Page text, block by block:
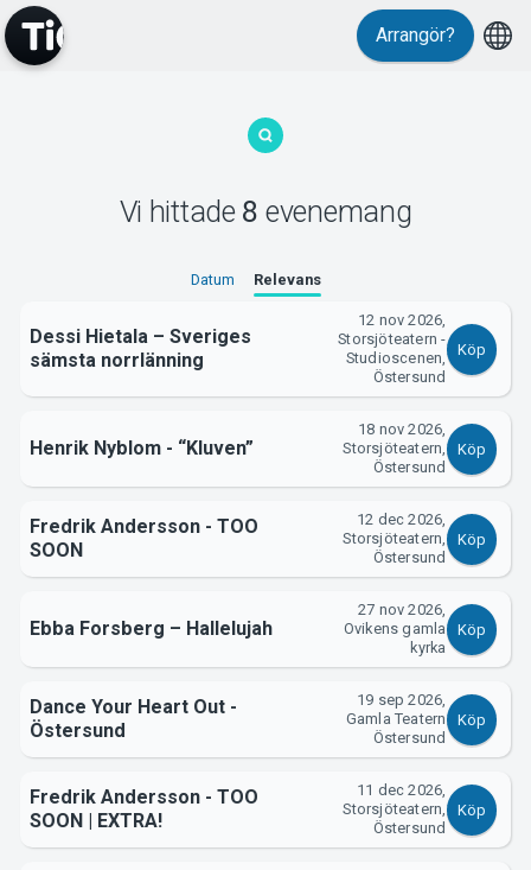
Support
Om Tickster
Arrangör?
Vi hittade 8 evenemang
Datum Relevans
Dessi Hietala – Sveriges
sämsta norrlänning
12 nov 2026,
Storsjöteatern -
Studioscenen,
Östersund
Köp
Henrik Nyblom - “Kluven”
18 nov 2026,
Storsjöteatern,
Östersund
Köp
Fredrik Andersson - TOO
SOON
12 dec 2026,
Storsjöteatern,
Östersund
Köp
Ebba Forsberg – Hallelujah
27 nov 2026,
Ovikens gamla
kyrka
Köp
Dance Your Heart Out -
Östersund
19 sep 2026,
Gamla Teatern
Östersund
Köp
Fredrik Andersson - TOO
SOON | EXTRA!
11 dec 2026,
Storsjöteatern,
Östersund
Köp